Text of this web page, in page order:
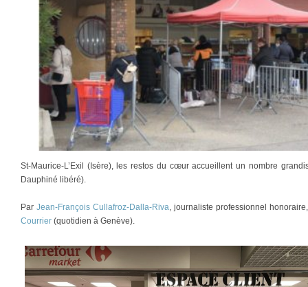
St-Maurice-L’Exil (Isère), les restos du cœur accueillent un nombre
Dauphiné libéré).
Par Jean-François Cullafroz-Dalla-Riva, journaliste professionnel
Courrier (quotidien à Genève).